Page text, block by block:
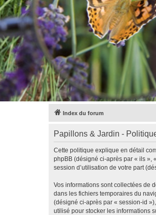
Index du forum
Papillons & Jardin -
Cette politique explique en détail
phpBB (désigné ci-après par « ils »,
session d’utilisation de votre part
Vos informations sont collectées de
dans les fichiers temporaires du
(désigné ci-après par « session-id
utilisé pour stocker les informations